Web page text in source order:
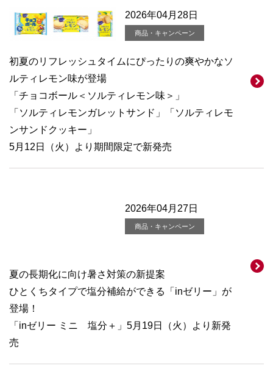
2026年04月28日
商品・キャンペーン
初夏のリフレッシュタイムにぴったりの爽やかなソ
ルティレモン味が登場
「チョコボール＜ソルティレモン味＞」
「ソルティレモンガレットサンド」「ソルティレモ
ンサンドクッキー」
5月12日（火）より期間限定で新発売
2026年04月27日
商品・キャンペーン
夏の長期化に向け暑さ対策の新提案
ひとくちタイプで塩分補給ができる「inゼリー」が
登場！
「inゼリー ミニ 塩分＋」5月19日（火）より新発
売